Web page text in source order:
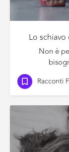
Lo
Non è
Racconti